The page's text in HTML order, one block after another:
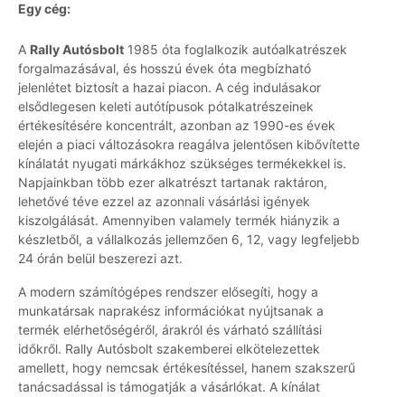
Egy cég:
A Rally Autósbolt 1985 óta foglalkozik autóalkatrészek
forgalmazásával, és hosszú évek óta megbízható
jelenlétet biztosít a hazai piacon. A cég indulásakor
elsődlegesen keleti autótípusok pótalkatrészeinek
értékesítésére koncentrált, azonban az 1990-es évek
elején a piaci változásokra reagálva jelentősen kibővítette
kínálatát nyugati márkákhoz szükséges termékekkel is.
Napjainkban több ezer alkatrészt tartanak raktáron,
lehetővé téve ezzel az azonnali vásárlási igények
kiszolgálását. Amennyiben valamely termék hiányzik a
készletből, a vállalkozás jellemzően 6, 12, vagy legfeljebb
24 órán belül beszerezi azt.
A modern számítógépes rendszer elősegíti, hogy a
munkatársak naprakész információkat nyújtsanak a
termék elérhetőségéről, árakról és várható szállítási
időkről. Rally Autósbolt szakemberei elkötelezettek
amellett, hogy nemcsak értékesítéssel, hanem szakszerű
tanácsadással is támogatják a vásárlókat. A kínálat